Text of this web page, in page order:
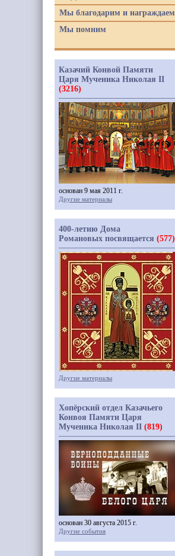
Мы благодарим и награждаем
Мы помним
Казачий Конвой Памяти
Царя Мученика Николая II
(3216)
основан 9 мая 2011 г.
Другие материалы
400-летию Дома
Романовых посвящается (577)
Другие материалы
Хопёрский отдел Казачьего
Конвоя Памяти Царя
Мученика Николая II (819)
основан 30 августа 2015 г.
Другие события